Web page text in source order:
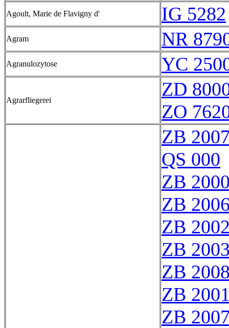
Agoult, Marie de Flavigny d' IG 5282
Agram NR
Agranulozytose YC
Agrarfliegerei
ZD
ZO
ZB
QS 000
ZB
ZB
ZB
ZB
ZB
ZB
ZB